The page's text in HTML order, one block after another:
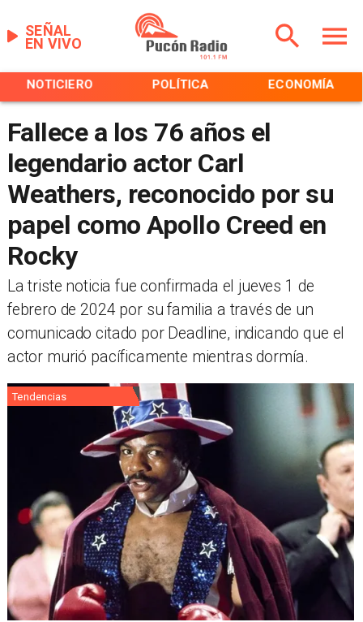
EN VIVO
SEÑAL
NOTICIERO POLÍTICA ECONOMÍA
Fallece a los 76 años el
legendario actor Carl
Weathers, reconocido por su
papel como Apollo Creed en
Rocky
​La triste noticia fue confirmada el jueves 1 de
febrero de 2024 por su familia a través de un
comunicado citado por Deadline, indicando que el
actor murió pacíficamente mientras dormía.
Tendencias